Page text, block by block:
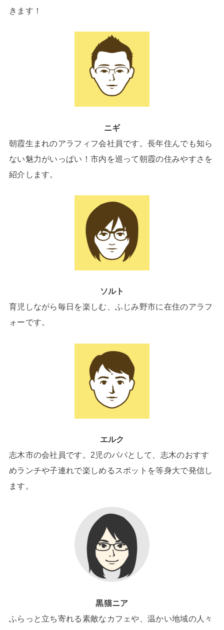
きます！
ニギ
朝霞生まれのアラフィフ会社員です。長年住んでも知ら
ない魅力がいっぱい！市内を巡って朝霞の住みやすさを
紹介します。
ソルト
育児しながら毎日を楽しむ、ふじみ野市に在住のアラフ
ォーです。
エルク
志木市の会社員です。2児のパパとして、志木のおすす
めランチや子連れで楽しめるスポットを等身大で発信し
ます。
黒猫ニア
ふらっと立ち寄れる素敵なカフェや、温かい地域の人々